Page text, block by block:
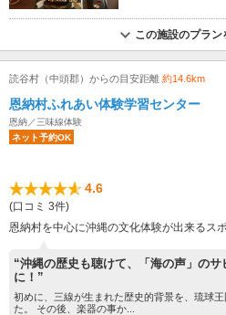
この施設のプラン
読谷村（中頭郡）からの目安距離 約14.6km
恩納村ふれあい体験学習センター
恩納／三味線体験
ネット予約OK
4.6
(口コミ 3件)
恩納村を中心に沖縄の文化体験が出来るス
“沖縄の歴史も聴けて、「海の声」のサ
に！”
初めに、三線が生まれた歴史的背景を、琉球
た。 その後、楽器の事か...